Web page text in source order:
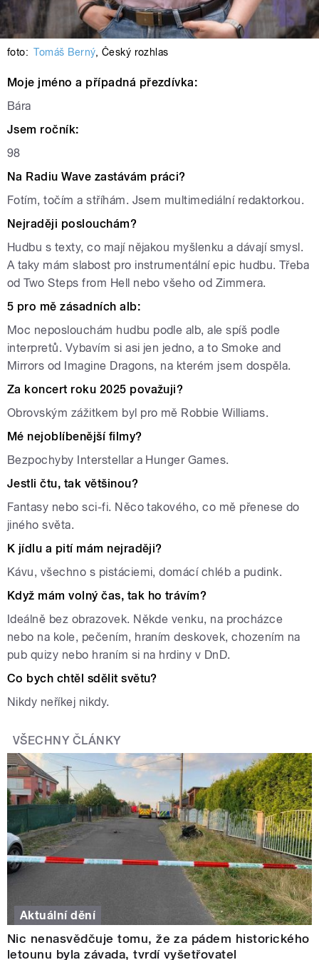
foto: Tomáš Berný, Český rozhlas
Moje jméno a případná přezdívka:
Bára
Jsem ročník:
98
Na Radiu Wave zastávám práci?
Fotím, točím a stříhám. Jsem multimediální redaktorkou.
Nejraději poslouchám?
Hudbu s texty, co mají nějakou myšlenku a dávají smysl.
A taky mám slabost pro instrumentální epic hudbu. Třeba
od Two Steps from Hell nebo všeho od Zimmera.
5 pro mě zásadních alb:
Moc neposlouchám hudbu podle alb, ale spíš podle
interpretů. Vybavím si asi jen jedno, a to Smoke and
Mirrors od Imagine Dragons, na kterém jsem dospěla.
Za koncert roku 2025 považuji?
Obrovským zážitkem byl pro mě Robbie Williams.
Mé nejoblíbenější filmy?
Bezpochyby Interstellar a Hunger Games.
Jestli čtu, tak většinou?
Fantasy nebo sci-fi. Něco takového, co mě přenese do
jiného světa.
K jídlu a pití mám nejraději?
Kávu, všechno s pistáciemi, domácí chléb a pudink.
Když mám volný čas, tak ho trávím?
Ideálně bez obrazovek. Někde venku, na procházce
nebo na kole, pečením, hraním deskovek, chozením na
pub quizy nebo hraním si na hrdiny v DnD.
Co bych chtěl sdělit světu?
Nikdy neříkej nikdy.
VŠECHNY ČLÁNKY
Aktuální dění
Nic nenasvědčuje tomu, že za pádem historického
letounu byla závada, tvrdí vyšetřovatel